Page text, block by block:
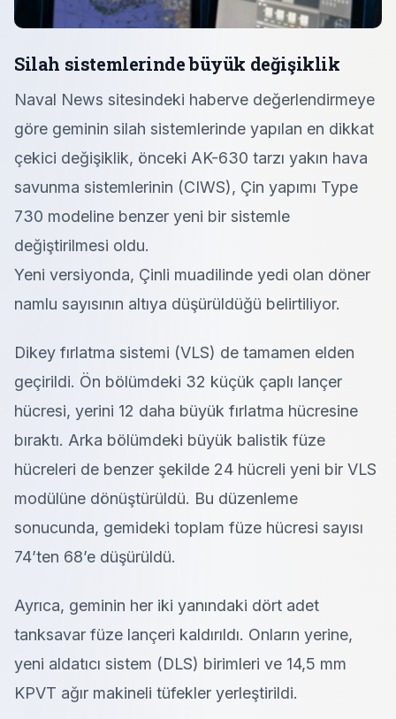
Silah sistemlerinde büyük değişiklik
Naval News sitesindeki haberve değerlendirmeye
göre geminin silah sistemlerinde yapılan en dikkat
çekici değişiklik, önceki AK-630 tarzı yakın hava
savunma sistemlerinin (CIWS), Çin yapımı Type
730 modeline benzer yeni bir sistemle
değiştirilmesi oldu.
Yeni versiyonda, Çinli muadilinde yedi olan döner
namlu sayısının altıya düşürüldüğü belirtiliyor.
Dikey fırlatma sistemi (VLS) de tamamen elden
geçirildi. Ön bölümdeki 32 küçük çaplı lançer
hücresi, yerini 12 daha büyük fırlatma hücresine
bıraktı. Arka bölümdeki büyük balistik füze
hücreleri de benzer şekilde 24 hücreli yeni bir VLS
modülüne dönüştürüldü. Bu düzenleme
sonucunda, gemideki toplam füze hücresi sayısı
74’ten 68’e düşürüldü.
Ayrıca, geminin her iki yanındaki dört adet
tanksavar füze lançeri kaldırıldı. Onların yerine,
yeni aldatıcı sistem (DLS) birimleri ve 14,5 mm
KPVT ağır makineli tüfekler yerleştirildi.